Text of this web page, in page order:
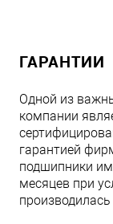
ГАРАНТИИ
Одной из
компании
гарантией
подшипники
месяцев при